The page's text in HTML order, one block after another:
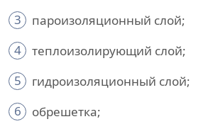
3
пароизоляционный слой;
4
теплоизолирующий слой;
5
гидроизоляционный слой;
6
обрешетка;